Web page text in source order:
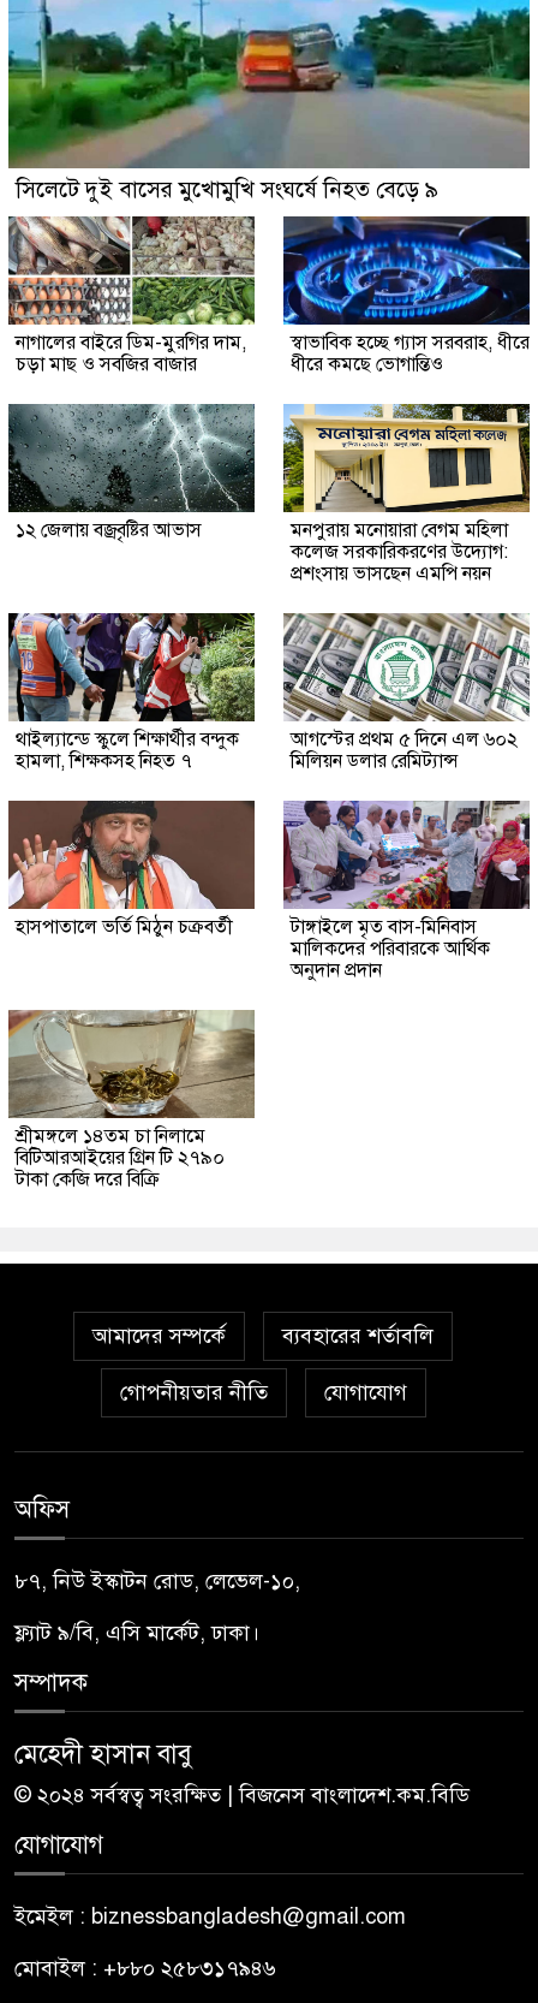
সিলেটে দুই বাসের মুখোমুখি সংঘর্ষে নিহত বেড়ে ৯
নাগালের বাইরে ডিম-মুরগির দাম,
চড়া মাছ ও সবজির বাজার
স্বাভাবিক হচ্ছে গ্যাস সরবরাহ, ধীরে
ধীরে কমছে ভোগান্তিও
১২ জেলায় বজ্রবৃষ্টির আভাস
মনপুরায় মনোয়ারা বেগম মহিলা
কলেজ সরকারিকরণের উদ্যোগ:
প্রশংসায় ভাসছেন এমপি নয়ন
থাইল্যান্ডে স্কুলে শিক্ষার্থীর বন্দুক
হামলা, শিক্ষকসহ নিহত ৭
আগস্টের প্রথম ৫ দিনে এল ৬০২
মিলিয়ন ডলার রেমিট্যান্স
হাসপাতালে ভর্তি মিঠুন চক্রবর্তী
টাঙ্গাইলে মৃত বাস-মিনিবাস
মালিকদের পরিবারকে আর্থিক
অনুদান প্রদান
শ্রীমঙ্গলে ১৪তম চা নিলামে
বিটিআরআইয়ের গ্রিন টি ২৭৯০
টাকা কেজি দরে বিক্রি
আমাদের সম্পর্কে ব্যবহারের শর্তাবলি
গোপনীয়তার নীতি যোগাযোগ
অফিস
৮৭, নিউ ইস্কাটন রোড, লেভেল-১০,
ফ্ল্যাট ৯/বি, এসি মার্কেট, ঢাকা।
সম্পাদক
মেহেদী হাসান বাবু
© ২০২৪ সর্বস্বত্ব সংরক্ষিত | বিজনেস বাংলাদেশ.কম.বিডি
যোগাযোগ
ইমেইল : biznessbangladesh@gmail.com
মোবাইল : +৮৮০ ২৫৮৩১৭৯৪৬